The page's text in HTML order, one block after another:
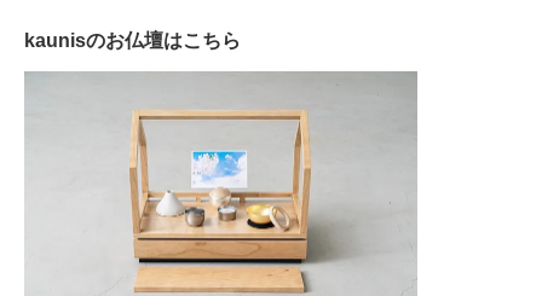
kaunisのお仏壇はこちら